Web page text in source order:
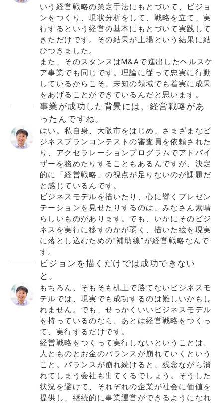
いう経営戦略の策定手法にもとづいて、ビジョ
ンをつくり、現状分析をして、戦略を立て、実
行するという経営の基本にもとづいて実践して
きただけです。その結果が上場という結果に結
びつきました。
また、そのスタンスはM&Aで進出したヘルスケ
ア事業でも同じです。理論に従って忠実に行動
しているからこそ、未知の領域でも着実に成果
をあげることができているんだと思います。
事業が成功した背景には、経営戦略があ
ったんですね。
はい。私自身、大阪市をはじめ、さまざまなビ
ジネスプランコンテストの審査員を依頼された
り、アクセラレーションプログラムでアドバイ
ザーを務めたりすることもあるんですが、決定
的に「経営戦略」の視点が足りないのが課題だ
と感じているんです。
ビジネスモデルを描いたり、心に響くプレゼン
テーションを見せたりするのは、みなさん素晴
らしいものがあります。でも、いかにそのビジ
ネスを実行に移すのかが弱く、描いた絵を現実
に落とし込むための”補助線”が経営戦略なんで
す。
ビジョンを描くだけでは成功できない
と。
もちろん、そもそも机上で勝てないビジネスモ
デルでは、現実でも成功するのは難しいかもし
れません。でも、せっかくいいビジネスモデル
を持っているのなら、あとは経営戦略をつくっ
て、実行するだけです。
経営戦略をつくって実行しないということは、
人とものとお金のバランスが崩れていくという
こと。バランスが崩れ続けると、残念ながら潰
れてしまう会社も出てくるでしょう。そうした
状況を避けて、それぞれの企業が社会に価値を
提供し、継続的に事業運営ができるようになれ